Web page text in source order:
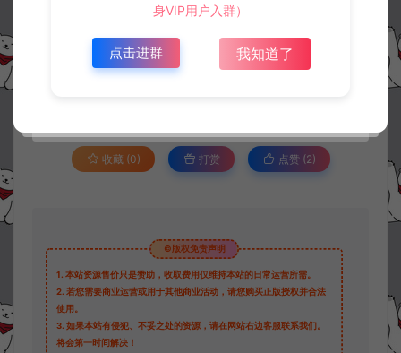
此资源下载价格为 30 星钻，请先 登录
收藏 (0) 打赏 点赞 (2)
©版权免责声明
1. 本站资源售价只是赞助，收取费用仅维持本站的日常运营所需。
2. 若您需要商业运营或用于其他商业活动，请您购买正版授权并合法
使用。
3. 如果本站有侵犯、不妥之处的资源，请在网站右边客服联系我们。
将会第一时间解决！
身VIP用户入群）
点击进群 我知道了